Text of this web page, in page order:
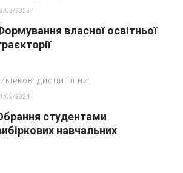
03/2025
власної освітньої
ДИСЦИПЛІНИ
05/2024
студентами
навчальних